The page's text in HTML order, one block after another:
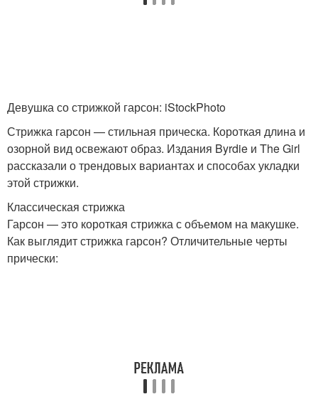
Девушка со стрижкой гарсон: iStockPhoto
Стрижка гарсон — стильная прическа. Короткая длина и
озорной вид освежают образ. Издания Byrdie и The Girl
рассказали о трендовых вариантах и способах укладки
этой стрижки.
Классическая стрижка
Гарсон — это короткая стрижка с объемом на макушке.
Как выглядит стрижка гарсон? Отличительные черты
прически: